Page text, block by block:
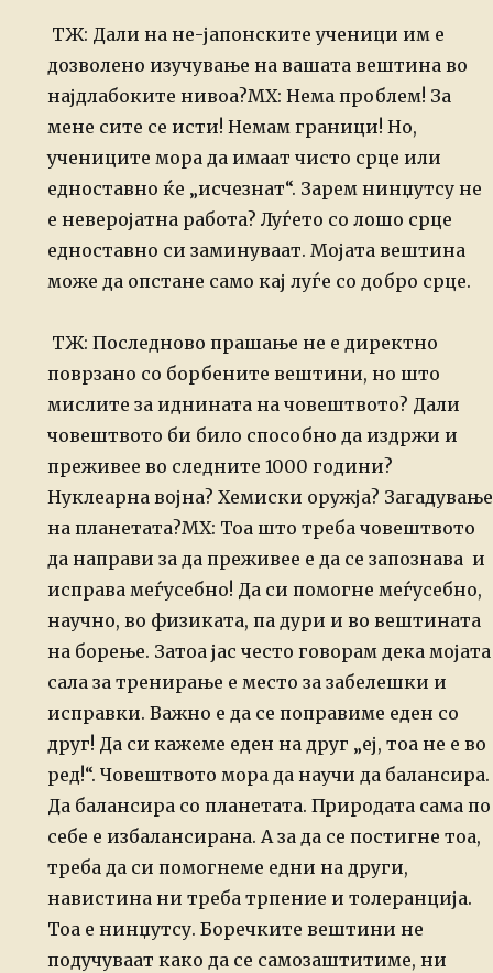
ТЖ: Дали на не-јапонските ученици им е
дозволено изучување на вашата вештина во
најдлабоките нивоа?МХ: Нема проблем! За
мене сите се исти! Немам граници! Но,
учениците мора да имаат чисто срце или
едноставно ќе „исчезнат“. Зарем нинџутсу не
е неверојатна работа? Луѓето со лошо срце
едноставно си заминуваат. Мојата вештина
може да опстане само кај луѓе со добро срце.
ТЖ: Последново прашање не е директно
поврзано со борбените вештини, но што
мислите за иднината на човештвото? Дали
човештвото би било способно да издржи и
преживее во следните 1000 години?
Нуклеарна војна? Хемиски оружја? Загадување
на планетата?МХ: Тоа што треба човештвото
да направи за да преживее е да се запознава и
исправа меѓусебно! Да си помогне меѓусебно,
научно, во физиката, па дури и во вештината
на борење. Затоа јас често говорам дека мојата
сала за тренирање е место за забелешки и
исправки. Важно е да се поправиме еден со
друг! Да си кажеме еден на друг „еј, тоа не е во
ред!“. Човештвото мора да научи да балансира.
Да балансира со планетата. Природата сама по
себе е избалансирана. А за да се постигне тоа,
требада си помогнеме едни на други,
навистина ни треба трпение и толеранција.
Тоа е нинџутсу. Боречките вештини не
подучуваат како да се самозаштитиме, ни